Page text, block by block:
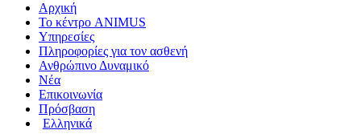
Αρχική
Το κέντρο ANIMUS
Υπηρεσίες
Πληροφορίες για τον ασθενή
Ανθρώπινο Δυναμικό
Νέα
Επικοινωνία
Πρόσβαση
Ελληνικά